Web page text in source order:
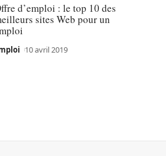
d’emploi : le top 10 des
sites Web pour un
10 avril 2019